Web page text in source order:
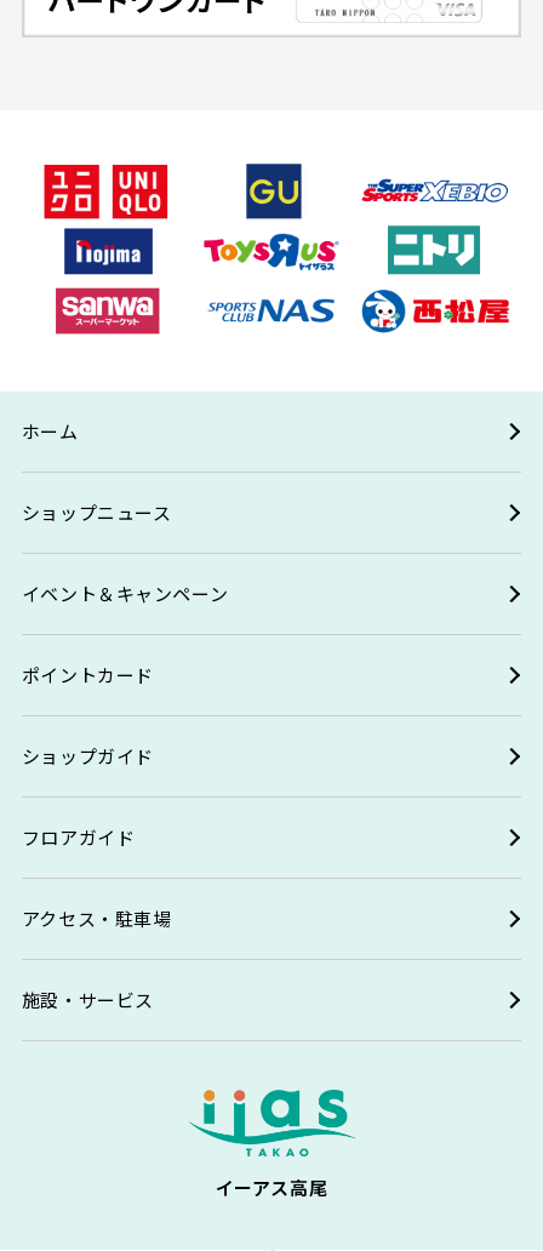
ホーム
ショップニュース
イベント＆キャンペーン
ポイントカード
ショップガイド
フロアガイド
アクセス・駐車場
施設・サービス
イーアス高尾